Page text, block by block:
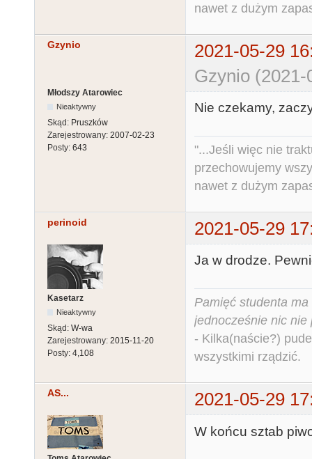
nawet z dużym
Gzynio
2021-05-29
Gzynio
Młodszy Atarowiec
Nieaktywny
Skąd: Pruszków
Zarejestrowany: 2007-02-23
Posty: 643
Nie czekamy,
"...Jeśli więc nie
przechowujemy
nawet z dużym
perinoid 2021-05-29
Kasetarz
Nieaktywny
Skąd: W-wa
Zarejestrowany: 2015-11-20
Posty: 4,108
Ja w drodze.
Pamięć studenta
jednocześnie nic nie
- Kilka(naście?)
wszystkimi rządzić.
AS... 2021-05-29
W końcu sztab